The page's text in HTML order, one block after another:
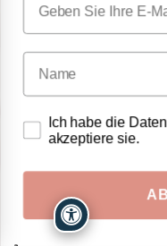
Ich habe die
akzeptiere sie.